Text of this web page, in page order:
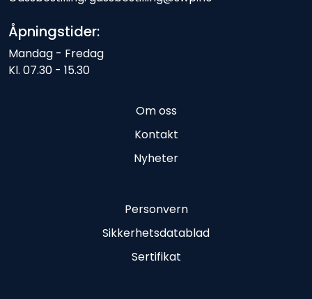
Åpningstider:
Mandag - Fredag
Kl. 07.30 - 15.30
Om oss
Kontakt
Nyheter
Personvern
Sikkerhetsdatablad
Sertifikat